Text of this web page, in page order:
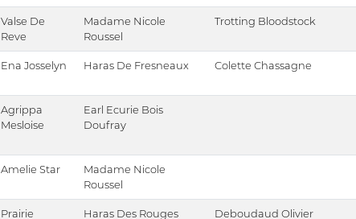
Valse De
Reve
Madame Nicole
Roussel
Trotting Bloodstock
Ena Josselyn Haras De Fresneaux Colette Chassagne
Agrippa
Mesloise
Earl Ecurie Bois
Doufray
Amelie Star
Madame Nicole
Roussel
Prairie
Haras Des Rouges
Deboudaud Olivier